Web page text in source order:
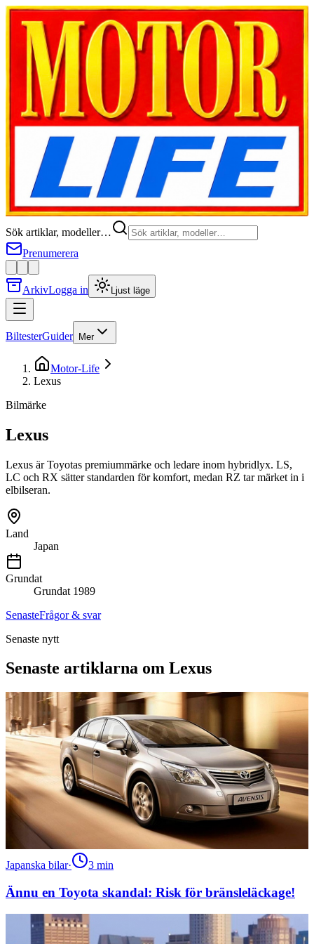
Sök artiklar, modeller…
Prenumerera
ArkivLogga in Ljust läge
BiltesterGuider Mer
Motor-Life
Lexus
Bilmärke
Lexus
Lexus är Toyotas premiummärke och ledare inom hybridlyx. LS,
LC och RX sätter standarden för komfort, medan RZ tar märket in i
elbilseran.
Land
Japan
Grundat
Grundat 1989
SenasteFrågor & svar
Senaste nytt
Senaste artiklarna om Lexus
Japanska bilar· 3 min
Ännu en Toyota skandal: Risk för bränsleläckage!